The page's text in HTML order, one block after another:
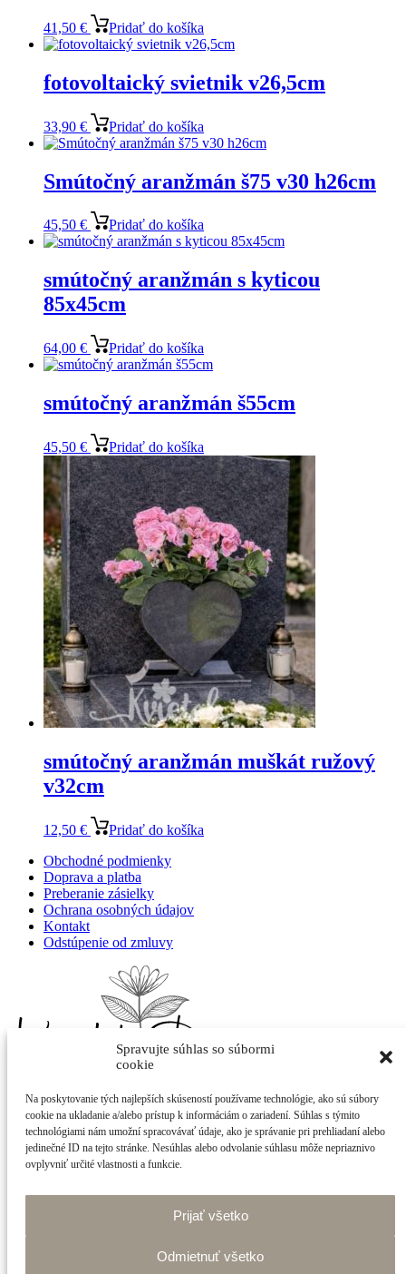
Spravujte súhlas so súbormi
cookie
Na poskytovanie tých najlepších skúseností používame technológie, ako sú súbory
cookie na ukladanie a/alebo prístup k informáciám o zariadení. Súhlas s týmito
technológiami nám umožní spracovávať údaje, ako je správanie pri prehliadaní alebo
jedinečné ID na tejto stránke. Nesúhlas alebo odvolanie súhlasu môže nepriaznivo
ovplyvniť určité vlastnosti a funkcie.
Prijať všetko
Odmietnuť všetko
41,50 € Pridať do košíka
fotovoltaický svietnik v26,5cm
33,90 € Pridať do košíka
Smútočný aranžmán š75 v30 h26cm
45,50 € Pridať do košíka
smútočný aranžmán s kyticou
85x45cm
64,00 € Pridať do košíka
smútočný aranžmán š55cm
45,50 € Pridať do košíka
smútočný aranžmán muškát ružový
v32cm
12,50 €
Pridať do košíka
Obchodné podmienky
Doprava a platba
Preberanie zásielky
Ochrana osobných údajov
Kontakt
Odstúpenie od zmluvy
Adriana Kováčová - Kvietok
Cintorínska 400/21
922 10 Trebatice
+421 905 877 023
tomashalo.com